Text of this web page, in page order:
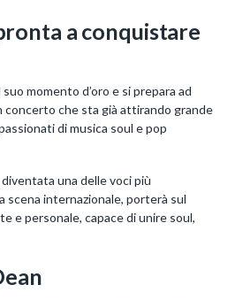
a conquistare
momento d’oro e si prepara ad
concerto che sta già attirando grande
di musica soul e pop
una delle voci più
scena internazionale, porterà sul
e personale, capace di unire soul,